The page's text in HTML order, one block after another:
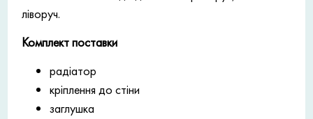
ліворуч.
Комплект поставки
радіатор
кріплення до стіни
заглушка